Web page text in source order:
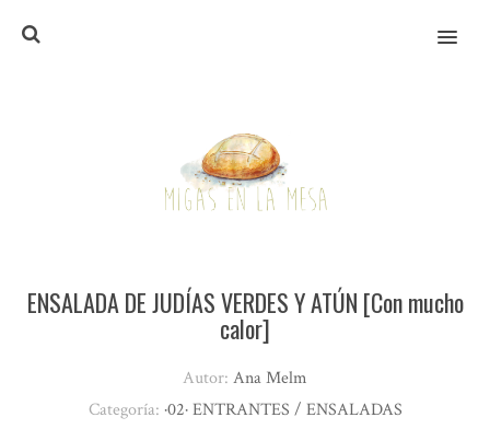
MENU
ENSALADA DE JUDÍAS VERDES Y ATÚN [Con mucho
calor]
Autor: Ana Melm
Categoría: ·02· ENTRANTES / ENSALADAS